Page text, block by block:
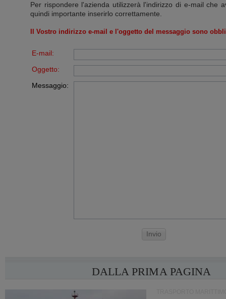
Per rispondere l'azienda utilizzerà l'indirizzo di e-mail che
quindi importante inserirlo correttamente.
Il Vostro indirizzo e-mail e l'oggetto del messaggio sono
E-mail:
Oggetto:
Messaggio:
Invio
DALLA PRIMA PAGINA